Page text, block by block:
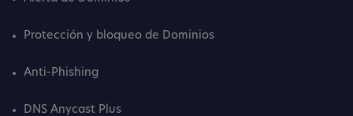
Protección y bloqueo de Dominios
Anti-Phishing
DNS Anycast Plus